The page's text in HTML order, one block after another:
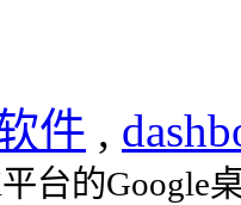
件 ,
台的Google